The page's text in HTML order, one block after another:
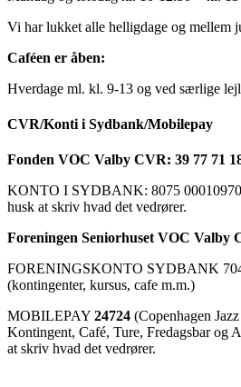
Vi har lukket alle helligdage og mellem
Caféen er åben:
Hverdage ml. kl. 9-13 og ved særlige
CVR/Konti i Sydbank/Mobilepay
Fonden VOC Valby CVR: 39 77 71
KONTO I SYDBANK: 8075
husk at skriv hvad det vedrører.
Foreningen Seniorhuset VOC Valby
FORENINGSKONTO SYDBANK
(kontingenter, kursus, cafe m.m.)
MOBILEPAY 24724 (Copenhagen
Kontingent, Café, Ture, Fredagsbar og
at skriv hvad det vedrører.